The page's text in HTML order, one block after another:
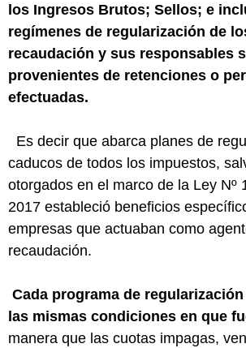
los Ingresos Brutos; Sellos; e
regímenes de regularización de
recaudación y sus responsables
provenientes de retenciones o
efectuadas.
Es decir que abarca planes de
caducos de todos los impuestos,
otorgados en el marco de la Ley Nº
2017 estableció beneficios
empresas que actuaban como
recaudación.
Cada programa de
las mismas condiciones en que
manera que las cuotas impagas,